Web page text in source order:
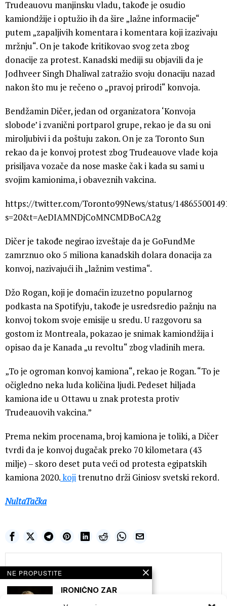
Trudeauovu manjinsku vladu, takođe je osudio
kamiondžije i optužio ih da šire „lažne informacije“
putem „zapaljivih komentara i komentara koji izazivaju
mržnju“. On je takođe kritikovao svog zeta zbog
donacije za protest. Kanadski mediji su objavili da je
Jodhveer Singh Dhaliwal zatražio svoju donaciju nazad
nakon što mu je rečeno o „pravoj prirodi“ konvoja.
Bendžamin Dičer, jedan od organizatora ‘Konvoja
slobode’ i zvanični portparol grupe, rekao je da su oni
miroljubivi i da poštuju zakon. On je za Toronto Sun
rekao da je konvoj protest zbog Trudeauove vlade koja
prisiljava vozače da nose maske čak i kada su sami u
svojim kamionima, i obaveznih vakcina.
https://twitter.com/Toronto99News/status/
s=20&t=AeDIAMNDjCoMNCMDBoCA2g
Dičer je takođe negirao izveštaje da je GoFundMe
zamrznuo oko 5 miliona kanadskih dolara donacija za
konvoj, nazivajući ih „lažnim vestima“.
Džo Rogan, koji je domaćin izuzetno popularnog
podkasta na Spotifyju, takođe je usredsredio pažnju na
konvoj tokom svoje emisije u sredu. U razgovoru sa
gostom iz Montreala, pokazao je snimak kamiondžija i
opisao da je Kanada „u revoltu“ zbog vladinih mera.
„To je ogroman konvoj kamiona“, rekao je Rogan. “To je
očigledno neka luda količina ljudi. Pedeset hiljada
kamiona ide u Ottawu u znak protesta protiv
Trudeauovih vakcina.”
Prema nekim procenama, broj kamiona je toliki, a Dičer
tvrdi da je konvoj dugačak preko 70 kilometara (43
milje) – skoro deset puta veći od protesta egipatskih
kamiona 2020.kojitrenutno drži Giniosv svetski rekord.
NultaTačka
Nulta Tačka
NE PROPUSTITE
IRONIČNO ZAR